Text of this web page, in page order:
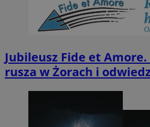
Jubileusz Fide et
rusza w Żorach i